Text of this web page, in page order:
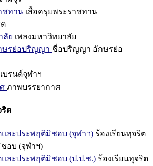
ชทาน เสื้อครุยพระราชทาน
ลัย เพลงมหาวิทยาลัย
รย่อปริญญา ชื่อปริญญา อักษรย่อ
บรนด์จุฬาฯ
ภาพบรรยากาศ
ริต
และประพฤติมิชอบ (จุฬาฯ) ร้องเรียนทุจริต
อบ (จุฬาฯ)
และประพฤติมิชอบ (ป.ป.ช.) ร้องเรียนทุจริต